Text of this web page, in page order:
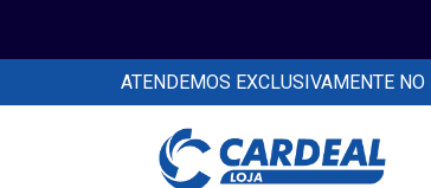
ATENDEMOS EXCLUSIVAMENTE